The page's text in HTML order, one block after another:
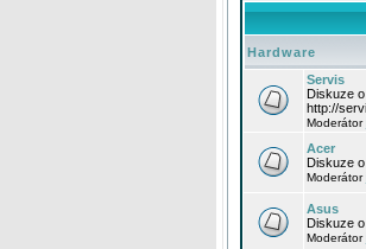
Hardware
Servis
Diskuze
http://
Moderátor
Acer
Diskuze
Moderátor
Asus
Diskuze
Moderátor